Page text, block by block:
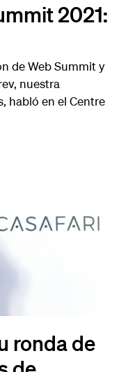
2021:
de Web Summit y
nuestra
habló en el Centre
ronda de